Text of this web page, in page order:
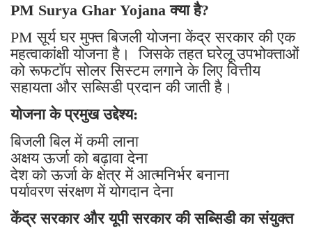
PM Surya Ghar Yojana क्या है?
PM सूर्य घर मुफ्त बिजली योजना केंद्र सरकार की एक
महत्वाकांक्षी योजना है। जिसके तहत घरेलू उपभोक्ताओं
को रूफटॉप सोलर सिस्टम लगाने के लिए वित्तीय
सहायता और सब्सिडी प्रदान की जाती है।
योजना के प्रमुख उद्देश्य:
बिजली बिल में कमी लाना
अक्षय ऊर्जा को बढ़ावा देना
देश को ऊर्जा के क्षेत्र में आत्मनिर्भर बनाना
पर्यावरण संरक्षण में योगदान देना
केंद्र सरकार और यूपी सरकार की सब्सिडी का संयुक्त